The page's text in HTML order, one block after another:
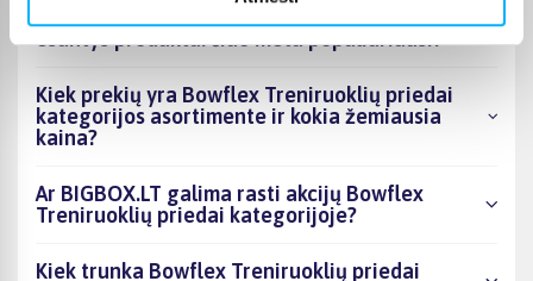
esantys produktai šiuo metu populiariausi?
Kiek prekių yra Bowflex Treniruoklių priedai
kategorijos asortimente ir kokia žemiausia
kaina?
Ar BIGBOX.LT galima rasti akcijų Bowflex
Treniruoklių priedai kategorijoje?
Kiek trunka Bowflex Treniruoklių priedai